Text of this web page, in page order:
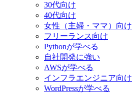
30代向け
40代向け
女性（主婦・ママ）向け
フリーランス向け
Pythonが学べる
自社開発に強い
AWSが学べる
インフラエンジニア向け
WordPressが学べる